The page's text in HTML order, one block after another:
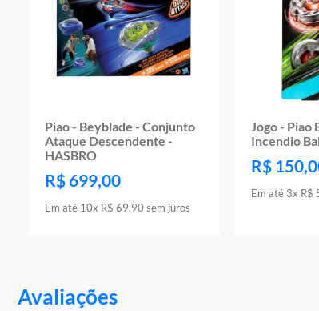
Piao - Beyblade - Conjunto
Ataque Descendente -
HASBRO
R$ 699,00
Em até 10x R$ 69,90 sem juros
Jogo - Piao
Incendio
R$ 150,
Em até 3x R$
Avaliações